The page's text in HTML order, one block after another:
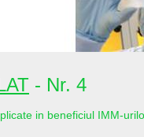
- Nr. 4
in beneficiul IMM-